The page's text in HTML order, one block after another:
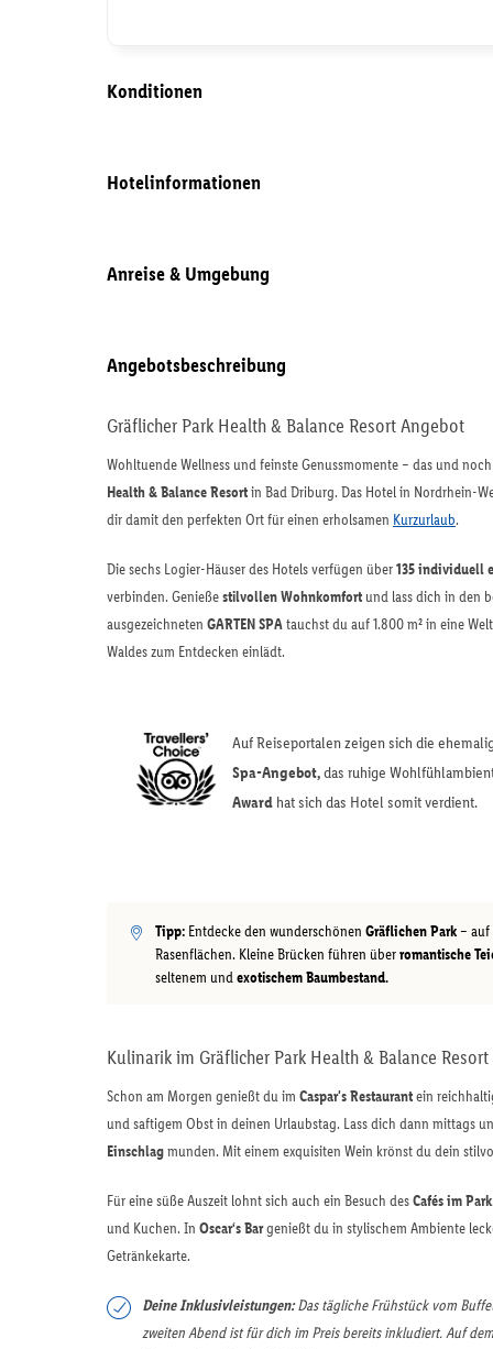
Konditionen
Hotelinformationen
Anreise & Umgebung
Angebotsbeschreibung
Gräflicher Park Health & Balance Resort Angebot
Wohltuende Wellness und feinste Genussmomente – das und
Health & Balance Resortin Bad Driburg. Das Hotel in Nordrhein-
dir damit den perfekten Ort für einen erholsamen Kurzurlaub.
Die sechs Logier-Häuser des Hotels verfügen über135 individuell
verbinden. Genießestilvollen Wohnkomfort und lass dich in den
ausgezeichneten GARTEN SPAtauchst du auf 1.800 m² in eine
Waldes zum Entdecken einlädt.
Auf Reiseportalen zeigen sich die
Spa-Angebot,das ruhige
Award hat sich das Hotel somit verdient.
Tipp: Entdecke den wunderschönen Gräflichen Park– auf
Rasenflächen. Kleine Brücken führen überromantische
seltenem undexotischem Baumbestand.
Kulinarik im Gräflicher Park Health & Balance Resort
Schon am Morgen genießt du im Caspar's Restaurantein
und saftigem Obst in deinen Urlaubstag. Lass dich dann mittags
Einschlagmunden. Mit einem exquisiten Wein krönst du dein
Für eine süße Auszeit lohnt sich auch ein Besuch desCafés im Park
und Kuchen. In Oscar‘s Bargenießt du in stylischem Ambiente
Getränkekarte.
Deine Inklusivleistungen:Das tägliche Frühstück vom
zweiten Abend ist für dich im Preis bereits inkludiert. Auf